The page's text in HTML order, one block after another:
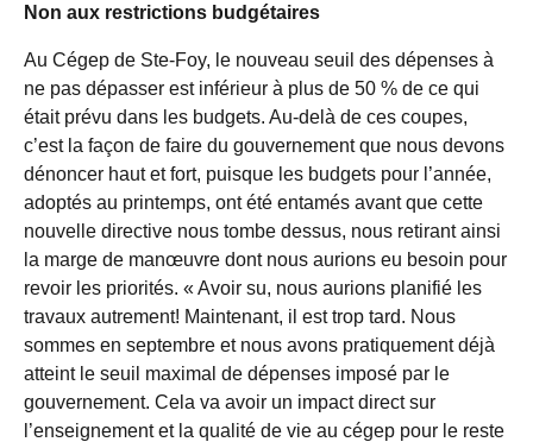
Non aux restrictions budgétaires
Au Cégep de Ste-Foy, le nouveau seuil des dépenses à
ne pas dépasser est inférieur à plus de 50 % de ce qui
était prévu dans les budgets. Au-delà de ces coupes,
c’est la façon de faire du gouvernement que nous devons
dénoncer haut et fort, puisque les budgets pour l’année,
adoptés au printemps, ont été entamés avant que cette
nouvelle directive nous tombe dessus, nous retirant ainsi
la marge de manœuvre dont nous aurions eu besoin pour
revoir les priorités. « Avoir su, nous aurions planifié les
travaux autrement! Maintenant, il est trop tard. Nous
sommes en septembre et nous avons pratiquement déjà
atteint le seuil maximal de dépenses imposé par le
gouvernement. Cela va avoir un impact direct sur
l’enseignement et la qualité de vie au cégep pour le reste